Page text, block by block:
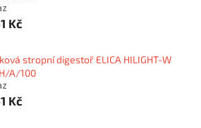
Kč
stropní digestoř ELICA HILIGHT-W
A/100
Kč